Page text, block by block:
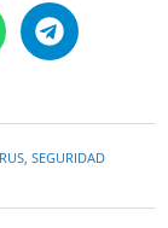
SEGURIDAD